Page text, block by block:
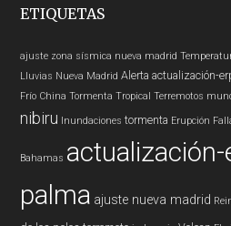
ETIQUETAS
ajuste zona sísmica nueva madrid
Lluvias Nueva Madrid Alerta actualización-
Frío China Tormenta Tropical Terremotos
nibiru Inundaciones tormenta Erupción
Bahamas
palma ajuste nueva madrid